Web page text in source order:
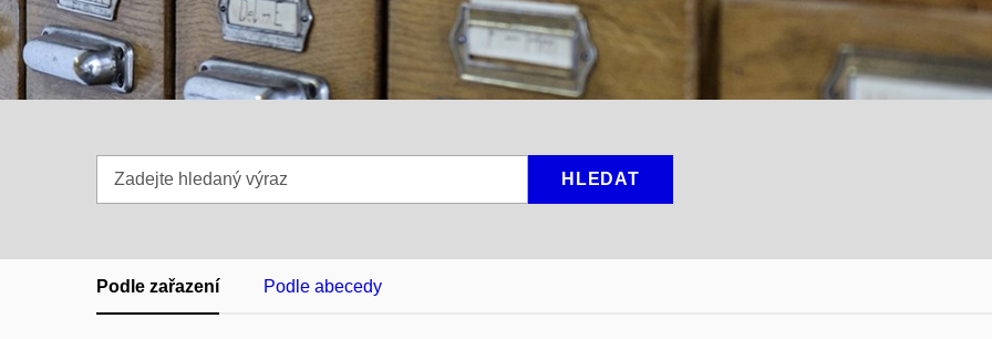
hledaný
HLEDAT
Podle zařazení Podle abecedy